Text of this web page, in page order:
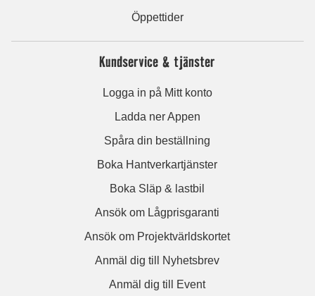
Öppettider
Kundservice & tjänster
Logga in på Mitt konto
Ladda ner Appen
Spåra din beställning
Boka Hantverkartjänster
Boka Släp & lastbil
Ansök om Lågprisgaranti
Ansök om Projektvärldskortet
Anmäl dig till Nyhetsbrev
Anmäl dig till Event